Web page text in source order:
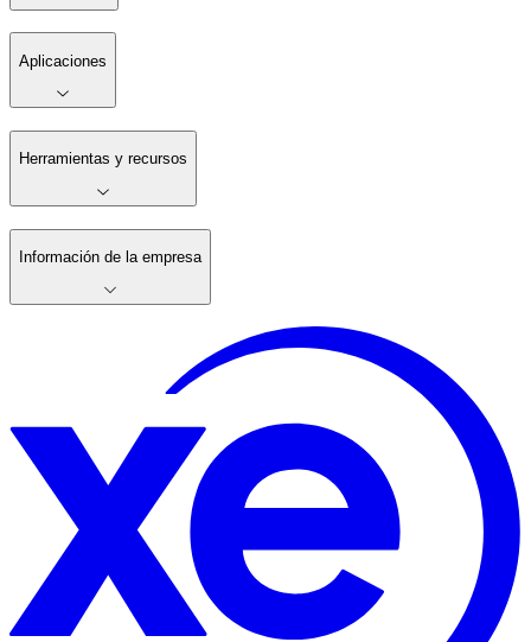
Aplicaciones
Herramientas y recursos
Información de la empresa